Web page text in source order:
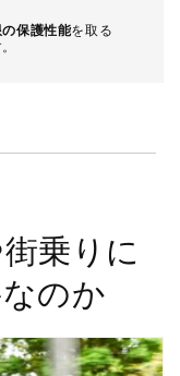
保護性能を取る
乗りに
のか